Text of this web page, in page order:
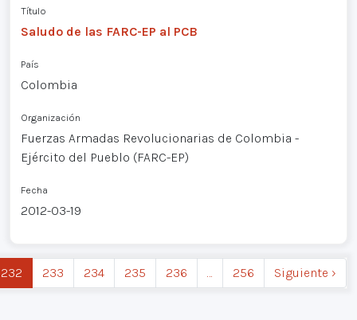
Título
Saludo de las FARC-EP al PCB
País
Colombia
Organización
Fuerzas Armadas Revolucionarias de Colombia -
Ejército del Pueblo (FARC-EP)
Fecha
2012-03-19
232 233 234 235 236 … 256 Siguiente ›